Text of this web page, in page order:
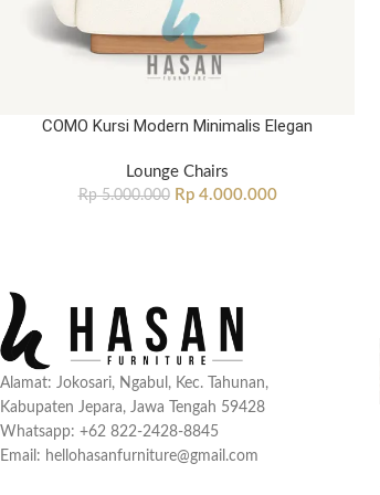
COMO Kursi Modern Minimalis Elegan
Lounge Chairs
Rp5.000.000 Rp4.000.000
Alamat: Jokosari, Ngabul, Kec. Tahunan,
Kabupaten Jepara, Jawa Tengah 59428
Whatsapp: +62 822-2428-8845
Email: hellohasanfurniture@gmail.com